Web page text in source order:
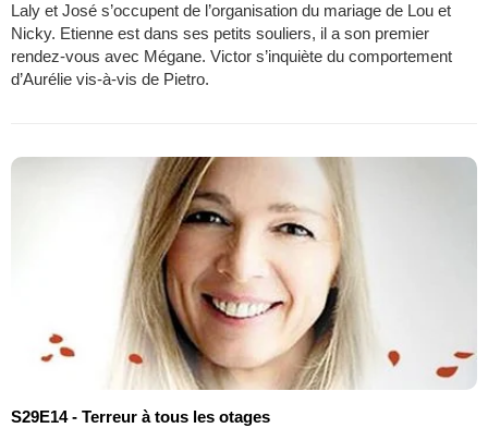
Laly et José s’occupent de l’organisation du mariage de Lou et
Nicky. Etienne est dans ses petits souliers, il a son premier
rendez-vous avec Mégane. Victor s’inquiète du comportement
d’Aurélie vis-à-vis de Pietro.
S29E14 - Terreur à tous les otages